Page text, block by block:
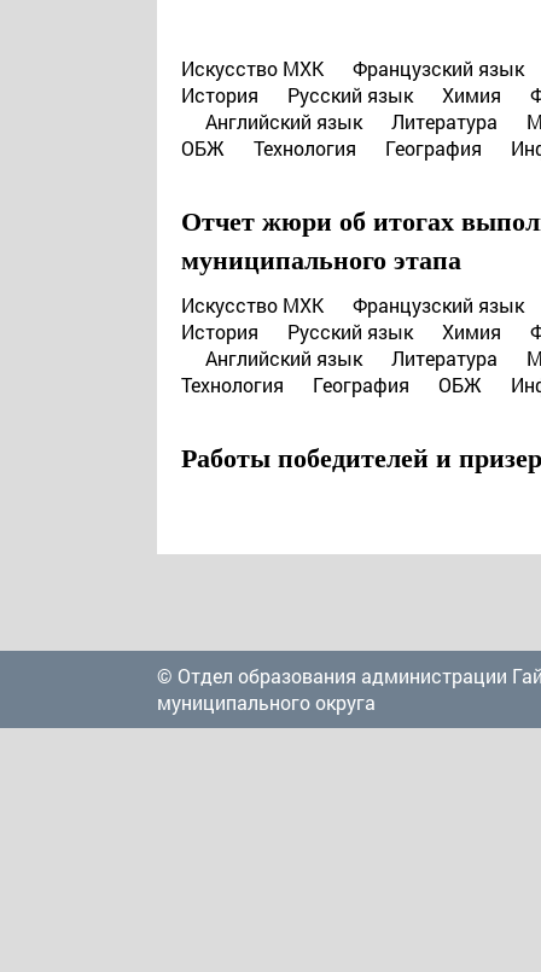
Искусство МХК
Французский язык
История
Русский язык Химия
Английский язык
Литература
ОБЖ
Технология География
Отчет жюри об итогах
муниципального этапа
Искусство МХК
Французский язык
История
Русский язык Химия
Английский язык
Литература
Технология
География ОБЖ
Работы победителей и
© Отдел образования администрации
муниципального округа